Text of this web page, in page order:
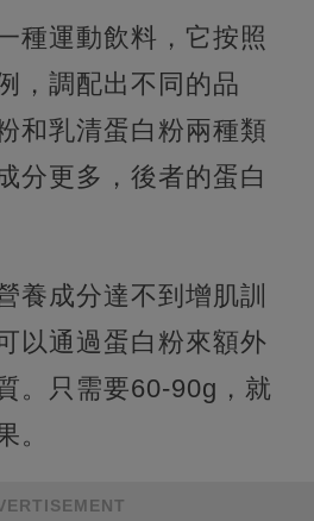
種運動飲料，它按照
，調配出不同的品
和乳清蛋白粉兩種類
分更多，後者的蛋白
養成分達不到增肌訓
以通過蛋白粉來額外
。只需要60-90g，就
。